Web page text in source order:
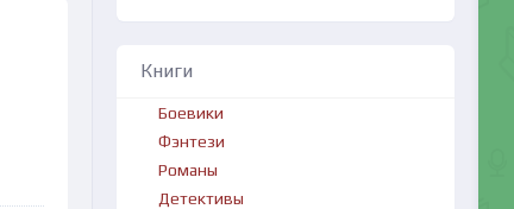
Книги
Боевики
Фэнтези
Романы
Детективы